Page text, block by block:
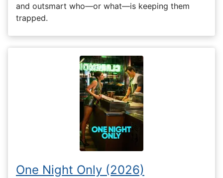
and outsmart who—or what—is keeping them
trapped.
One Night Only (2026)